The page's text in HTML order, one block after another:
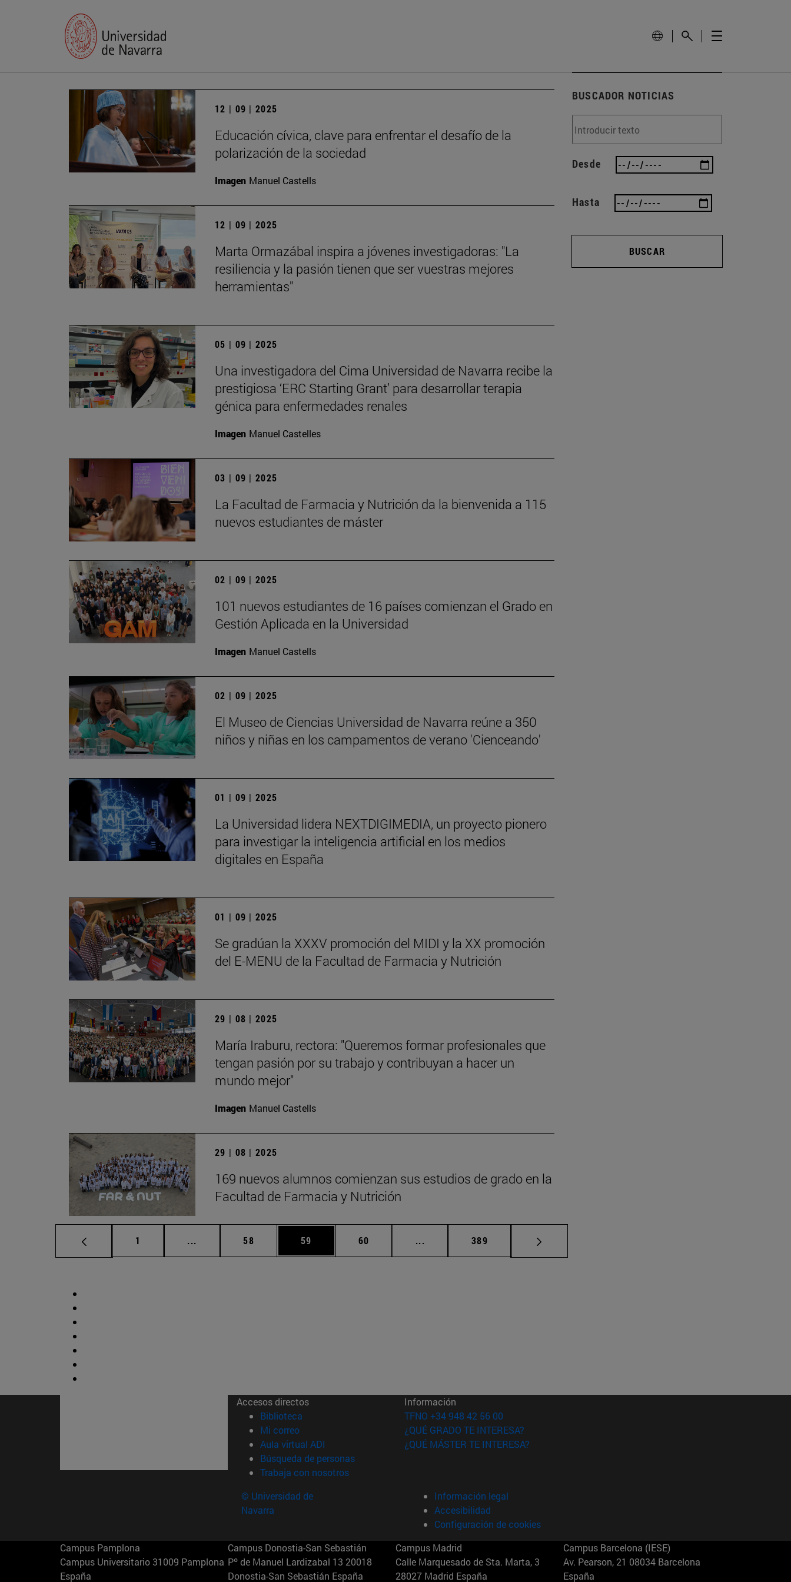
12 | 09 | 2025
Educación cívica, clave para enfrentar el desafío de la
polarización de la sociedad
Imagen Manuel Castells
12 | 09 | 2025
Marta Ormazábal inspira a jóvenes investigadoras: "La
resiliencia y la pasión tienen que ser vuestras mejores
herramientas"
05 | 09 | 2025
Una investigadora del Cima Universidad de Navarra recibe la
prestigiosa ‘ERC Starting Grant’ para desarrollar terapia
génica para enfermedades renales
Imagen Manuel Castelles
03 | 09 | 2025
La Facultad de Farmacia y Nutrición da la bienvenida a 115
nuevos estudiantes de máster
02 | 09 | 2025
101 nuevos estudiantes de 16 países comienzan el Grado en
Gestión Aplicada en la Universidad
Imagen Manuel Castells
02 | 09 | 2025
El Museo de Ciencias Universidad de Navarra reúne a 350
niños y niñas en los campamentos de verano 'Cienceando'
01 | 09 | 2025
La Universidad lidera NEXTDIGIMEDIA, un proyecto pionero
para investigar la inteligencia artificial en los medios
digitales en España
01 | 09 | 2025
Se gradúan la XXXV promoción del MIDI y la XX promoción
del E-MENU de la Facultad de Farmacia y Nutrición
29 | 08 | 2025
María Iraburu, rectora: "Queremos formar profesionales que
tengan pasión por su trabajo y contribuyan a hacer un
mundo mejor"
Imagen Manuel Castells
29 | 08 | 2025
169 nuevos alumnos comienzan sus estudios de grado en la
Facultad de Farmacia y Nutrición
Página
1 ... Páginas intermedias Use TAB para desplazarse.
Página
58 Página
59 Página
60 ... Páginas intermedias Use TAB para desplazarse.
Página
389
BUSCADOR NOTICIAS
Desde
Hasta
BUSCAR
Accesos directos
Biblioteca (abre en nueva ventana)
Mi correo(abre en nueva ventana)
Aula virtual ADI (abre en nueva ventana)
Búsqueda de personas(abre en nueva ventana)
Trabaja con nosotros(abre en nueva ventana)
Información
TFNO +34 948 42 56 00
¿QUÉ GRADO TE INTERESA?
¿QUÉ MÁSTER TE INTERESA?
© Universidad de
Navarra
Información legal
Accesibilidad
Configuración de cookies
Campus Pamplona
Campus Universitario 31009 Pamplona
España
Campus Donostia-San Sebastián
Pº de Manuel Lardizabal 13 20018
Donostia-San Sebastián España
Campus Madrid
Calle Marquesado de Sta. Marta, 3
28027 Madrid España
Campus Barcelona (IESE)
Av. Pearson, 21 08034 Barcelona
España